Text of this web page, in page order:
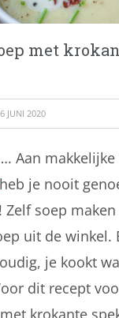
met
JUNI 2020
Aan
heb je nooit
soep
uit de winkel.
je kookt
dit recept
krokante